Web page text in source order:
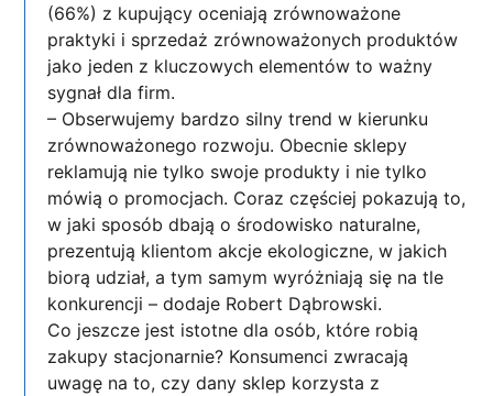
(66%) z kupujący oceniają zrównoważone
praktyki i sprzedaż zrównoważonych produktów
jako jeden z kluczowych elementów to ważny
sygnał dla firm.
– Obserwujemy bardzo silny trend w kierunku
zrównoważonego rozwoju. Obecnie sklepy
reklamują nie tylko swoje produkty i nie tylko
mówią o promocjach. Coraz częściej pokazują to,
w jaki sposób dbają o środowisko naturalne,
prezentują klientom akcje ekologiczne, w jakich
biorą udział, a tym samym wyróżniają się na tle
konkurencji – dodaje Robert Dąbrowski.
Co jeszcze jest istotne dla osób, które robią
zakupy stacjonarnie? Konsumenci zwracają
uwagę na to, czy dany sklep korzysta z